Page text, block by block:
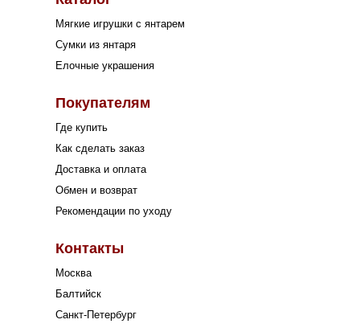
Покупателям
Где купить
Как сделать заказ
Доставка и оплата
Обмен и возврат
Рекомендации по уходу
Мягкие игрушки с янтарем
Сумки из янтаря
Елочные украшения
Контакты
Москва
Балтийск
Санкт-Петербург